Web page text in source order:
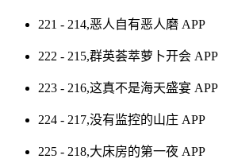
221 - 214,恶人自有恶人磨 APP
222 - 215,群英荟萃萝卜开会 APP
223 - 216,这真不是海天盛宴 APP
224 - 217,没有监控的山庄 APP
225 - 218,大床房的第一夜 APP